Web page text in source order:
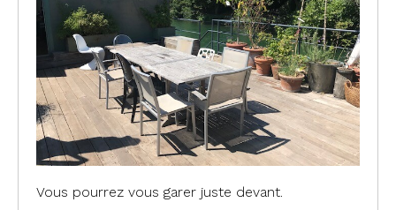
Vous pourrez vous garer juste devant.